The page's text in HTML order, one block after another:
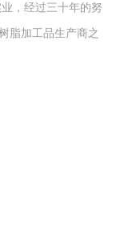
，经过三十年的努
脂加工品生产商之